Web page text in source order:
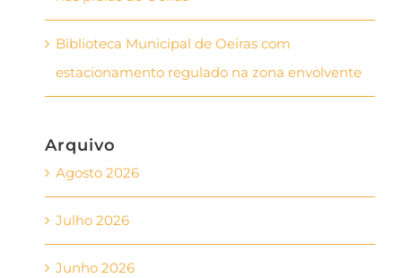
Biblioteca Municipal de Oeiras com
estacionamento regulado na zona envolvente
Arquivo
Agosto 2026
Julho 2026
Junho 2026